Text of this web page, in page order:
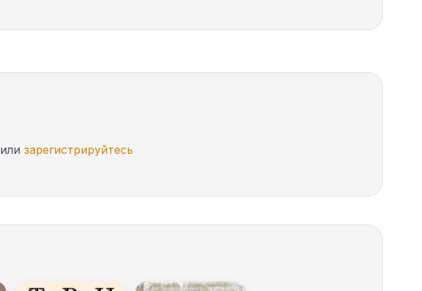
или зарегистрируйтесь